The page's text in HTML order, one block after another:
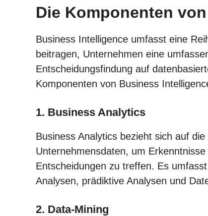
Die Komponenten
Business Intelligence umfasst eine
beitragen, Unternehmen eine
Entscheidungsfindung auf
Komponenten von Business
1. Business Analytics
Business Analytics bezieht sich auf
Unternehmensdaten, um
Entscheidungen zu treffen. Es
Analysen, prädiktive Analysen und
2. Data-Mining